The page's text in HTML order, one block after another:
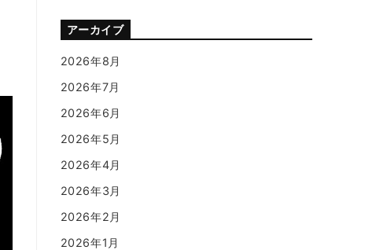
アーカイブ
2026年8月
2026年7月
2026年6月
2026年5月
2026年4月
2026年3月
2026年2月
2026年1月